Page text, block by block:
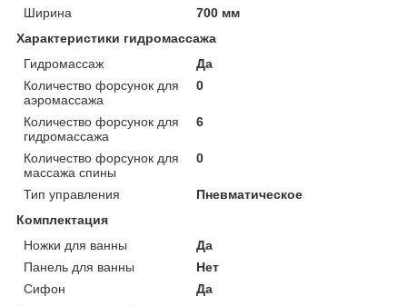
Ширина
700 мм
Характеристики гидромассажа
Гидромассаж
Да
Количество форсунок для
аэромассажа
0
Количество форсунок для
гидромассажа
6
Количество форсунок для
массажа спины
0
Тип управления
Пневматическое
Комплектация
Ножки для ванны
Да
Панель для ванны
Нет
Сифон
Да